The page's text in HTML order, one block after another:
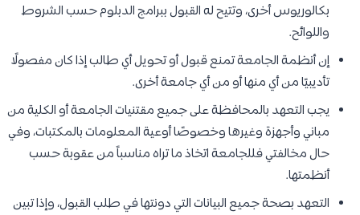
بكالوريوس أخرى، وتتيح له القبول ببرامج الدبلوم حسب الشروط
واللوائح.
إن أنظمة الجامعة تمنع قبول أو تحويل أي طالب إذا كان مفصولًا
تأديبيًا من أي منها أو من أي جامعة أخرى.
يجب التعهد بالمحافظة على جميع مقتنيات الجامعة أو الكلية من
مباني وأجهزة وغيرها وخصوصًا أوعية المعلومات بالمكتبات، وفي
حال مخالفتي فللجامعة اتخاذ ما تراه مناسباً من عقوبة حسب
أنظمتها.
التعهد بصحة جميع البيانات التي دونتها في طلب القبول، وإذا تبين